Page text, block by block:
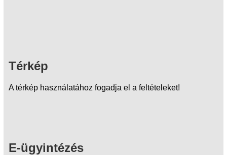
Térkép
A térkép használatához fogadja el a feltételeket!
E-ügyintézés